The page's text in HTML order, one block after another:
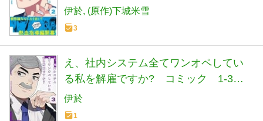
子版特典付】２
伊於 (原作)下城米雪
3
え、社内システム全てワンオペしてい
る私を解雇ですか? コミック 1-3巻
セット (主婦と生活社)
伊於
1